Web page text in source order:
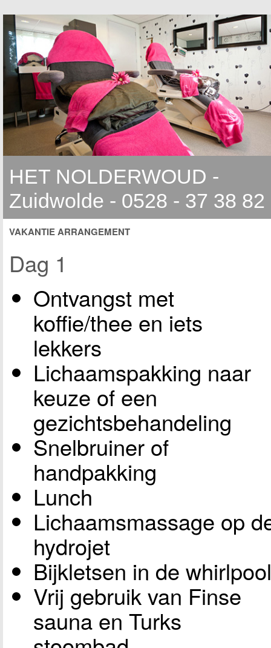
HET NOLDERWOUD -
Zuidwolde - 0528 - 37 38 82
VAKANTIE ARRANGEMENT
Dag 1
Ontvangst met
koffie/thee en iets
lekkers
Lichaamspakking naar
keuze of een
gezichtsbehandeling
Snelbruiner of
handpakking
Lunch
Lichaamsmassage op
hydrojet
Bijkletsen in de whirlpool
Vrij gebruik van Finse
sauna en Turks